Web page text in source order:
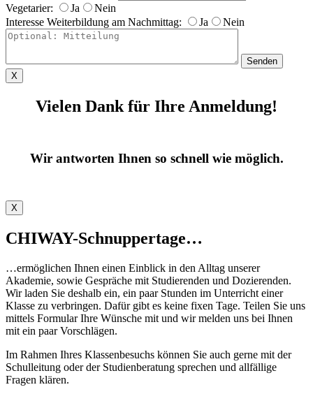
Vegetarier:
Ja
Nein
Interesse Weiterbildung am Nachmittag:
Ja Nein
X
Vielen Dank für Ihre Anmeldung!
Wir antworten Ihnen so schnell wie möglich.
X
CHIWAY-Schnuppertage…
…ermöglichen Ihnen einen Einblick in den Alltag unserer
Akademie, sowie Gespräche mit Studierenden und Dozierenden.
Wir laden Sie deshalb ein, ein paar Stunden im Unterricht einer
Klasse zu verbringen. Dafür gibt es keine fixen Tage. Teilen Sie uns
mittels Formular Ihre Wünsche mit und wir melden uns bei Ihnen
mit ein paar Vorschlägen. ​
Im Rahmen Ihres Klassenbesuchs können Sie auch gerne mit der
Schulleitung oder der Studienberatung sprechen und allfällige
Fragen klären.